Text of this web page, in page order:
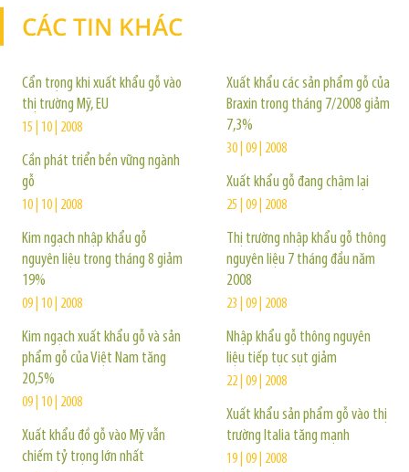
CÁC TIN KHÁC
Cẩn trọng khi xuất khẩu gỗ vào
thị trường Mỹ, EU
15 | 10 | 2008
Cần phát triển bền vững ngành
gỗ
10 | 10 | 2008
Kim ngạch nhập khẩu gỗ
nguyên liệu trong tháng 8 giảm
19%
09 | 10 | 2008
Kim ngạch xuất khẩu gỗ và sản
phẩm gỗ của Việt Nam tăng
20,5%
09 | 10 | 2008
Xuất khẩu đồ gỗ vào Mỹ vẫn
chiếm tỷ trọng lớn nhất
Xuất khẩu các sản phẩm gỗ của
Braxin trong tháng 7/2008 giảm
7,3%
30 | 09 | 2008
Xuất khẩu gỗ đang chậm lại
25 | 09 | 2008
Thị trường nhập khẩu gỗ thông
nguyên liệu 7 tháng đầu năm
2008
23 | 09 | 2008
Nhập khẩu gỗ thông nguyên
liệu tiếp tục sụt giảm
22 | 09 | 2008
Xuất khẩu sản phẩm gỗ vào thị
trường Italia tăng mạnh
19 | 09 | 2008